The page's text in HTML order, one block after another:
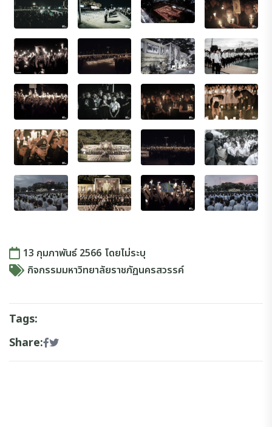
13 กุมภาพันธ์ 2566 โดยไม่ระบุ
กิจกรรมมหาวิทยาลัยราชภัฏนครสวรรค์
Tags:
Share: